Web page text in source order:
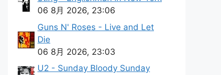
06 8月 2026, 23:06
Guns N' Roses - Live and Let
Die
06 8月 2026, 23:03
U2 - Sunday Bloody Sunday